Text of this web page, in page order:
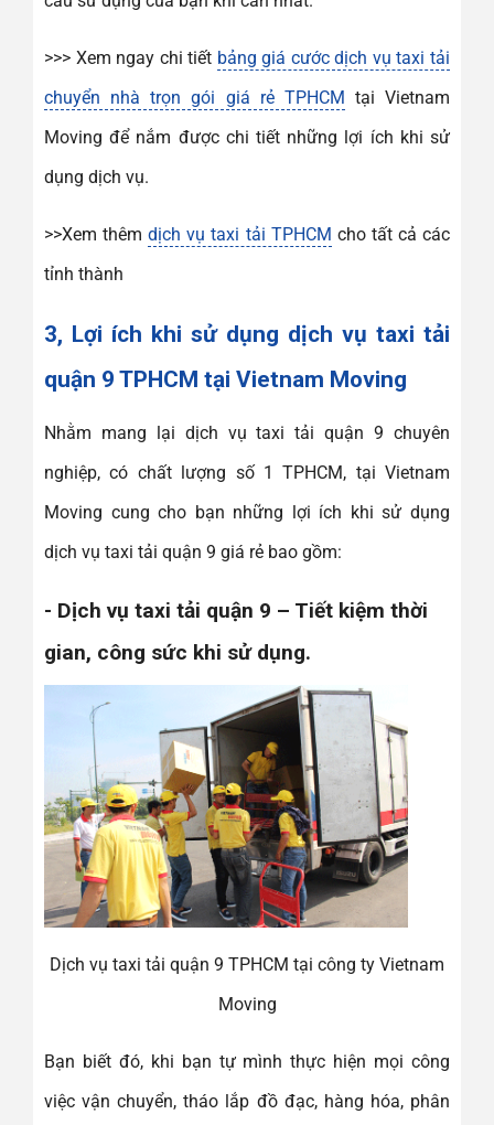
>>> Xem ngay chi tiết bảng giá cước dịch vụ taxi tải
chuyển nhà trọn gói giá rẻ TPHCM tại Vietnam
Moving để nắm được chi tiết những lợi ích khi sử
dụng dịch vụ.
>>Xem thêmdịch vụ taxi tải TPHCM cho tất cả các
tỉnh thành
3, Lợi ích khi sử dụng dịch vụ taxi tải
quận 9 TPHCM tại Vietnam Moving
Nhằm mang lại dịch vụ taxi tải quận 9 chuyên
nghiệp, có chất lượng số 1 TPHCM, tại Vietnam
Moving cung cho bạn những lợi ích khi sử dụng
dịch vụ taxi tải quận 9 giá rẻ bao gồm:
- Dịch vụ taxi tải quận 9 – Tiết kiệm thời
gian, công sức khi sử dụng.
Dịch vụ taxi tải quận 9 TPHCM tại công ty Vietnam
Moving
Bạn biết đó, khi bạn tự mình thực hiện mọi công
việc vận chuyển, tháo lắp đồ đạc, hàng hóa, phân